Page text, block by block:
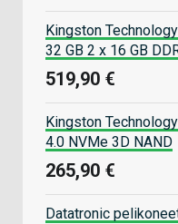
Kingston
32 GB 2 x 16 GB
519,90 €
Kingston
4.0 NVMe 3D NAND
265,90 €
Datatronic